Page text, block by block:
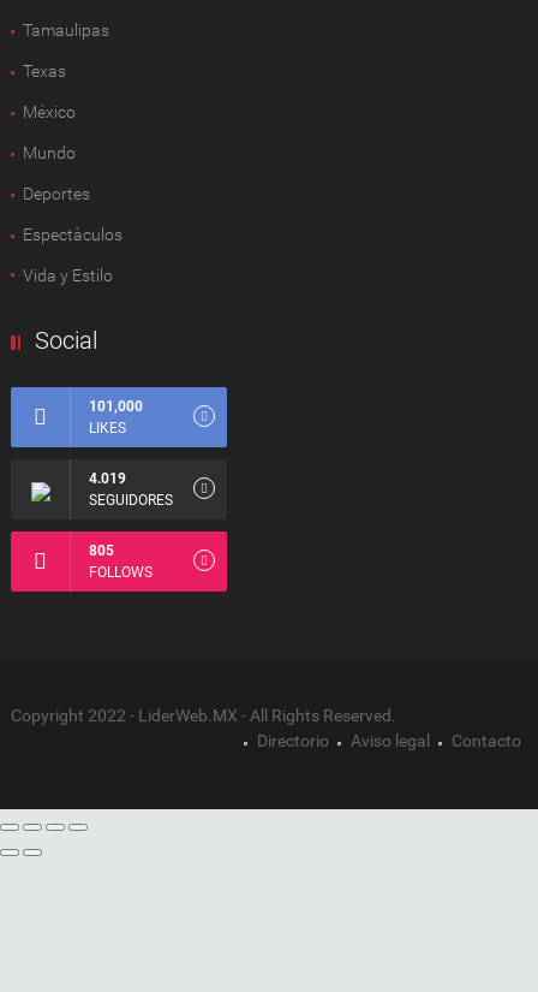
Tamaulipas
Texas
México
Mundo
Deportes
Espectàculos
Vida y Estilo
Social
101,000
LIKES
4.019
SEGUIDORES
805
FOLLOWS
Copyright 2022 - LiderWeb.MX - All Rights Reserved.
Directorio
Aviso legal Contacto